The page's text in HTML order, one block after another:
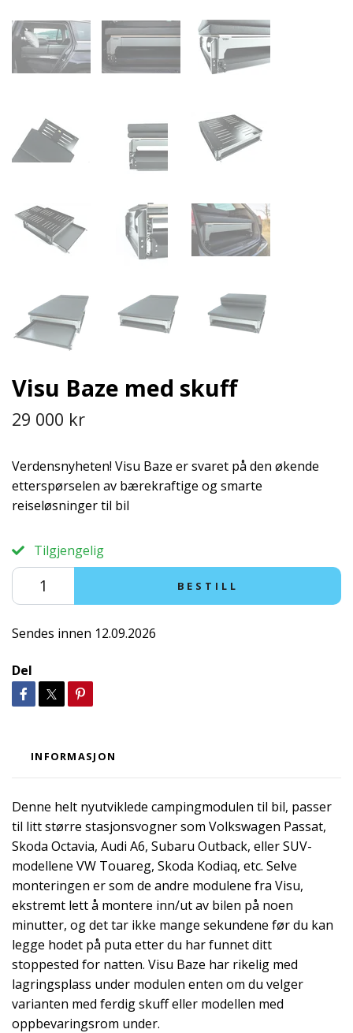
Visu Baze med skuff
29 000 kr
Verdensnyheten! Visu Baze er svaret på den økende
etterspørselen av bærekraftige og smarte
reiseløsninger til bil
Tilgjengelig
BESTILL
Sendes innen 12.09.2026
Del
INFORMASJON
Denne helt nyutviklede campingmodulen til bil, passer
til litt større stasjonsvogner som Volkswagen Passat,
Skoda Octavia, Audi A6, Subaru Outback, eller SUV-
modellene VW Touareg, Skoda Kodiaq, etc. Selve
monteringen er som de andre modulene fra Visu,
ekstremt lett å montere inn/ut av bilen på noen
minutter, og det tar ikke mange sekundene før du kan
legge hodet på puta etter du har funnet ditt
stoppested for natten. Visu Baze har rikelig med
lagringsplass under modulen enten om du velger
varianten med ferdig skuff eller modellen med
oppbevaringsrom under.